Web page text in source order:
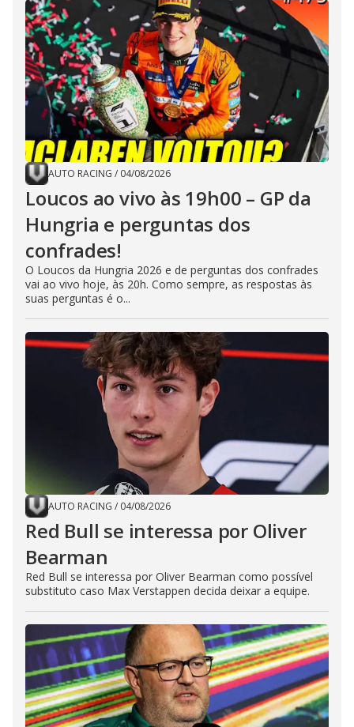
AUTO RACING / 04/08/2026
Loucos ao vivo às 19h00 – GP da
Hungria e perguntas dos
confrades!
O Loucos da Hungria 2026 e de perguntas dos confrades
vai ao vivo hoje, às 20h. Como sempre, as respostas às
suas perguntas é o...
AUTO RACING / 04/08/2026
Red Bull se interessa por Oliver
Bearman
Red Bull se interessa por Oliver Bearman como possível
substituto caso Max Verstappen decida deixar a equipe.